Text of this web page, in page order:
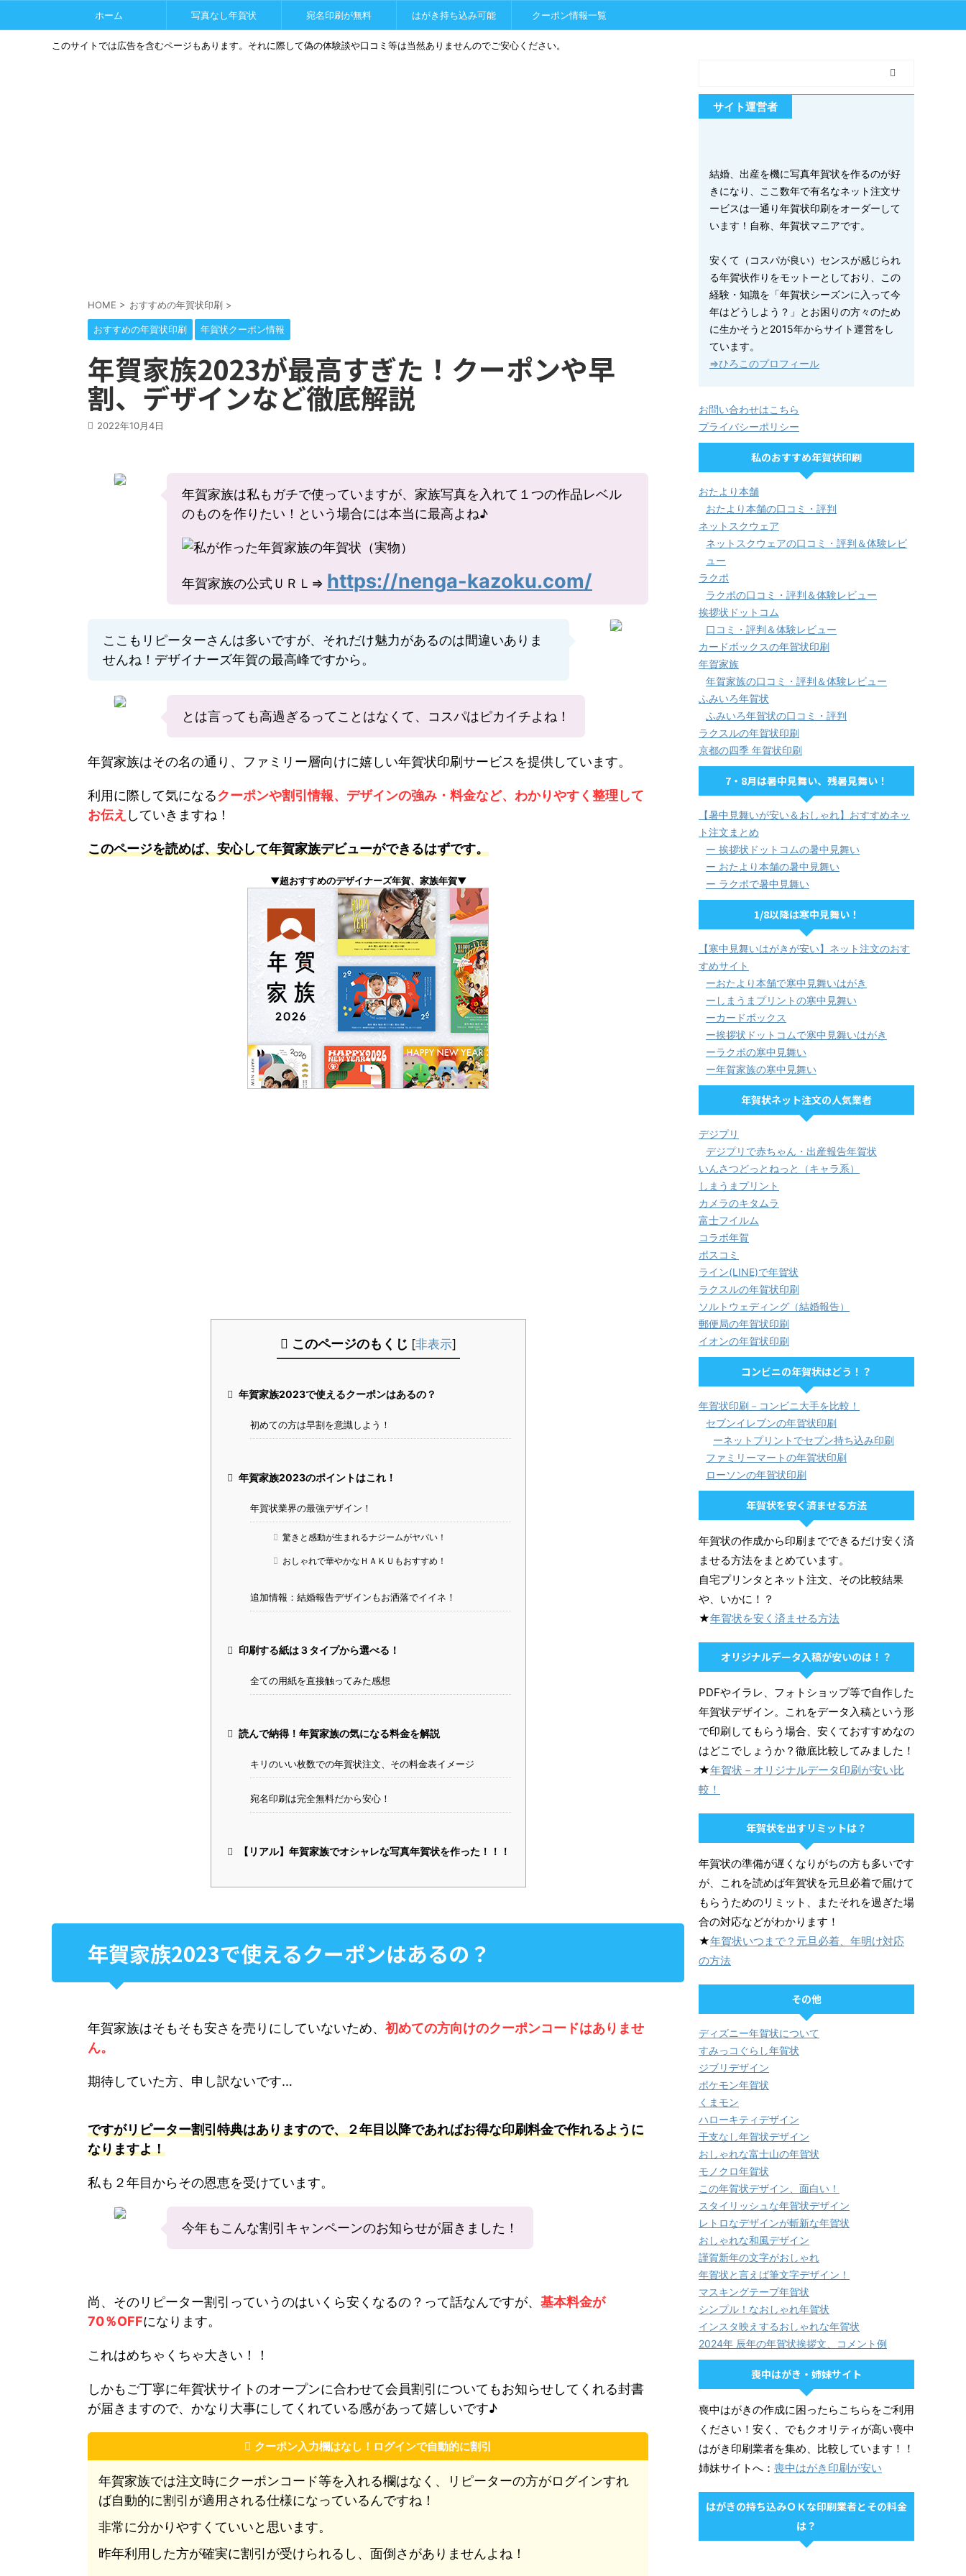
ホーム 写真なし年賀状 宛名印刷が無料 はがき持ち込み可能 クーポン情報一覧
このサイトでは広告を含むページもあります。それに際して偽の体験談や口コミ等は当然ありませんのでご安心ください。
HOME > おすすめの年賀状印刷 >
おすすめの年賀状印刷 年賀状クーポン情報
年賀家族2023が最高すぎた！クーポンや早
割、デザインなど徹底解説
2022年10月4日
年賀家族は私もガチで使っていますが、家族写真を入れて１つの作品レベル
のものを作りたい！という場合には本当に最高よね♪
年賀家族の公式ＵＲＬ⇒ https://nenga-kazoku.com/
ここもリピーターさんは多いですが、それだけ魅力があるのは間違いありま
せんね！デザイナーズ年賀の最高峰ですから。
とは言っても高過ぎるってことはなくて、コスパはピカイチよね！
年賀家族はその名の通り、ファミリー層向けに嬉しい年賀状印刷サービスを提供しています。
利用に際して気になるクーポンや割引情報、デザインの強み・料金など、わかりやすく整理して
お伝え していきますね！
このページを読めば、安心して年賀家族デビューができるはずです。
▼超おすすめのデザイナーズ年賀、家族年賀▼
このページのもくじ [非表示]
年賀家族2023で使えるクーポンはあるの？
初めての方は早割を意識しよう！
年賀家族2023のポイントはこれ！
年賀状業界の最強デザイン！
驚きと感動が生まれるナジームがヤバい！
おしゃれで華やかなＨＡＫＵもおすすめ！
追加情報：結婚報告デザインもお洒落でイイネ！
印刷する紙は３タイプから選べる！
全ての用紙を直接触ってみた感想
読んで納得！年賀家族の気になる料金を解説
キリのいい枚数での年賀状注文、その料金表イメージ
宛名印刷は完全無料だから安心！
【リアル】年賀家族でオシャレな写真年賀状を作った！！！
年賀家族2023で使えるクーポンはあるの？
年賀家族はそもそも安さを売りにしていないため、 初めての方向けのクーポンコードはありませ
ん。
期待していた方、申し訳ないです…
ですがリピーター割引特典はありますので、２年目以降であればお得な印刷料金で作れるように
なりますよ！
私も２年目からその恩恵を受けています。
今年もこんな割引キャンペーンのお知らせが届きました！
尚、そのリピーター割引っていうのはいくら安くなるの？って話なんですが、 基本料金が
70％OFFになります。
これはめちゃくちゃ大きい！！
しかもご丁寧に年賀状サイトのオープンに合わせて会員割引についてもお知らせしてくれる封書
が届きますので、かなり大事にしてくれている感があって嬉しいです♪
クーポン入力欄はなし！ログインで自動的に割引
年賀家族では注文時にクーポンコード等を入れる欄はなく、リピーターの方がログインすれ
ば自動的に割引が適用される仕様になっているんですね！
非常に分かりやすくていいと思います。
昨年利用した方が確実に割引が受けられるし、面倒さがありませんよね！
サイト運営者
結婚、出産を機に写真年賀状を作るのが好
きになり、ここ数年で有名なネット注文サ
ービスは一通り年賀状印刷をオーダーして
います！自称、年賀状マニアです。
安くて（コスパが良い）センスが感じられ
る年賀状作りをモットーとしており、この
経験・知識を「年賀状シーズンに入って今
年はどうしよう？」とお困りの方々のため
に生かそうと2015年からサイト運営をし
ています。
⇒ひろこのプロフィール
お問い合わせはこちら
プライバシーポリシー
私のおすすめ年賀状印刷
おたより本舗
おたより本舗の口コミ・評判
ネットスクウェア
ネットスクウェアの口コミ・評判＆体験レビ
ュー
ラクポ
ラクポの口コミ・評判＆体験レビュー
挨拶状ドットコム
口コミ・評判＆体験レビュー
カードボックスの年賀状印刷
年賀家族
年賀家族の口コミ・評判＆体験レビュー
ふみいろ年賀状
ふみいろ年賀状の口コミ・評判
ラクスルの年賀状印刷
京都の四季 年賀状印刷
7・8月は暑中見舞い、残暑見舞い！
【暑中見舞いが安い＆おしゃれ】おすすめネッ
ト注文まとめ
ー 挨拶状ドットコムの暑中見舞い
ー おたより本舗の暑中見舞い
ー ラクポで暑中見舞い
1/8以降は寒中見舞い！
【寒中見舞いはがきが安い】ネット注文のおす
すめサイト
ーおたより本舗で寒中見舞いはがき
ーしまうまプリントの寒中見舞い
ーカードボックス
ー挨拶状ドットコムで寒中見舞いはがき
ーラクポの寒中見舞い
ー年賀家族の寒中見舞い
年賀状ネット注文の人気業者
デジプリ
デジプリで赤ちゃん・出産報告年賀状
いんさつどっとねっと（キャラ系）
しまうまプリント
カメラのキタムラ
富士フイルム
コラボ年賀
ポスコミ
ライン(LINE)で年賀状
ラクスルの年賀状印刷
ソルトウェディング（結婚報告）
郵便局の年賀状印刷
イオンの年賀状印刷
コンビニの年賀状はどう！？
年賀状印刷－コンビニ大手を比較！
セブンイレブンの年賀状印刷
ーネットプリントでセブン持ち込み印刷
ファミリーマートの年賀状印刷
ローソンの年賀状印刷
年賀状を安く済ませる方法
年賀状の作成から印刷までできるだけ安く済
ませる方法をまとめています。
自宅プリンタとネット注文、その比較結果
や、いかに！？
★年賀状を安く済ませる方法
オリジナルデータ入稿が安いのは！？
PDFやイラレ、フォトショップ等で自作した
年賀状デザイン。これをデータ入稿という形
で印刷してもらう場合、安くておすすめなの
はどこでしょうか？徹底比較してみました！
★年賀状－オリジナルデータ印刷が安い比
較！
年賀状を出すリミットは？
年賀状の準備が遅くなりがちの方も多いです
が、これを読めば年賀状を元旦必着で届けて
もらうためのリミット、またそれを過ぎた場
合の対応などがわかります！
★年賀状いつまで？元旦必着、年明け対応
の方法
その他
ディズニー年賀状について
すみっコぐらし年賀状
ジブリデザイン
ポケモン年賀状
くまモン
ハローキティデザイン
干支なし年賀状デザイン
おしゃれな富士山の年賀状
モノクロ年賀状
この年賀状デザイン、面白い！
スタイリッシュな年賀状デザイン
レトロなデザインが斬新な年賀状
おしゃれな和風デザイン
謹賀新年の文字がおしゃれ
年賀状と言えば筆文字デザイン！
マスキングテープ年賀状
シンプル！なおしゃれ年賀状
インスタ映えするおしゃれな年賀状
2024年 辰年の年賀状挨拶文、コメント例
喪中はがき・姉妹サイト
喪中はがきの作成に困ったらこちらをご利用
ください！安く、でもクオリティが高い喪中
はがき印刷業者を集め、比較しています！！
姉妹サイトへ： 喪中はがき印刷が安い
はがきの持ち込みＯＫな印刷業者とその料金
は？